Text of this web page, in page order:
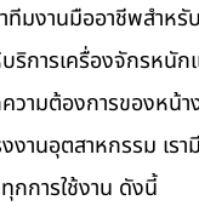
มงานมืออาชีพสำหรั
ริการเครื่องจักรหนัก
มต้องการของหน้าง
งานอุตสาหกรรม เร
กการใช้งาน ดังนี้